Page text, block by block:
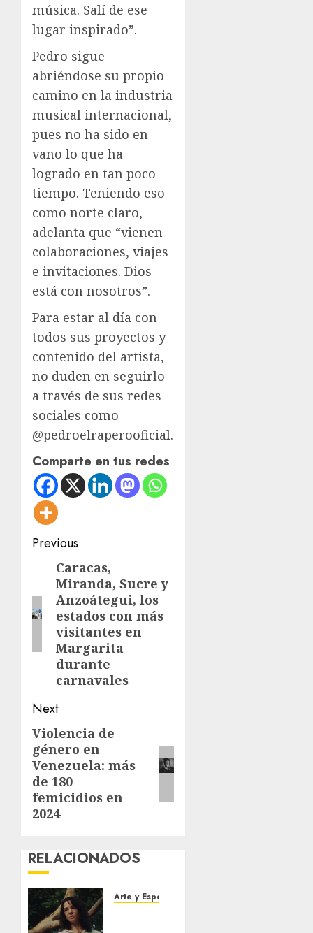
música. Salí de ese
lugar inspirado”.
Pedro sigue
abriéndose su propio
camino en la industria
musical internacional,
pues no ha sido en
vano lo que ha
logrado en tan poco
tiempo. Teniendo eso
como norte claro,
adelanta que “vienen
colaboraciones, viajes
e invitaciones. Dios
está con nosotros”.
Para estar al día con
todos sus proyectos y
contenido del artista,
no duden en seguirlo
a través de sus redes
sociales como
@pedroelraperooficial.
Comparte en tus redes
Post
navigation
Previous
Previous
post:
Caracas,
Miranda, Sucre y
Anzoátegui, los
estados con más
visitantes en
Margarita
durante
carnavales
Next
Next
post:
Violencia de
género en
Venezuela: más
de 180
femicidios en
2024
RELACIONADOS
Arte y Espectaculos